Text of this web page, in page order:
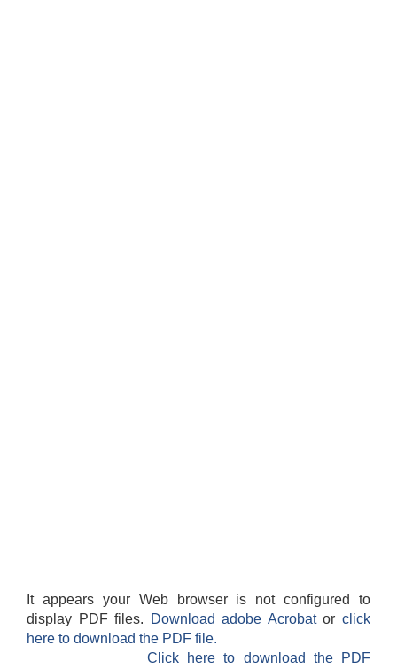
It appears your Web browser is not configured to
display PDF files.
Download adobe Acrobatorclick
here to download the PDF file.
Click here to download the PDF